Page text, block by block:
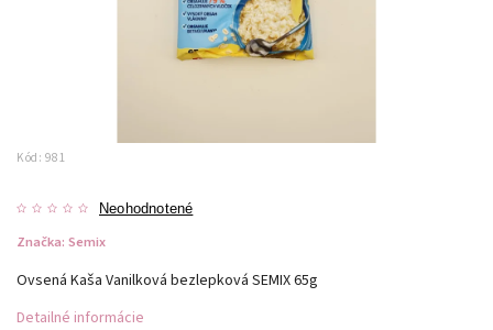
Kód: 981
Neohodnotené
Značka: Semix
Ovsená Kaša Vanilková bezlepková SEMIX 65g
Detailné informácie